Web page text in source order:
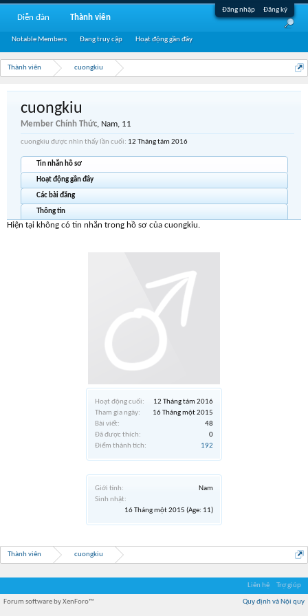
Đăng nhập Đăng ký
Thành viên cuongkiu
Hoạt động cuối:
12 Tháng tám 2016
Tham gia ngày:
16 Tháng một 2015
Bài viết:
48
Đã được thích:
0
Điểm thành tích:
192
Giới tính:
Nam
Sinh nhật:
16 Tháng một 2015 (Age: 11)
cuongkiu
Member Chính Thức, Nam, 11
cuongkiu được nhìn thấy lần cuối: 12 Tháng tám 2016
Tin nhắn hồ sơ
Hoạt động gần đây
Các bài đăng
Thông tin
Hiện tại không có tin nhắn trong hồ sơ của cuongkiu.
Thành viên cuongkiu
Diễn đàn Thành viên
Notable Members Đang truy cập Hoạt động gần đây
Liên hệ Trợ giúp
Quy định và Nội quy
Forum software by XenForo™